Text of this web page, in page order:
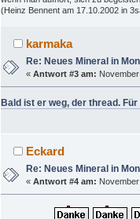
(Heinz Bennent am 17.10.2002 in
karmaka
Re: Neues Mineral in
«Antwort #3 am:
Bald ist er weg, der thread.
Eckard
Re: Neues Mineral in
«Antwort #4 am: